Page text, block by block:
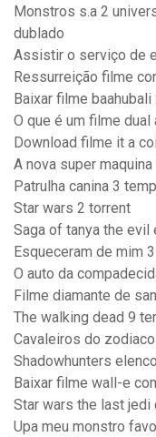
Monstros s.a 2
dublado
Assistir o serviço de
Ressurreição filme
Baixar filme baahubali
O que é um filme dual
Download filme it a
A nova super
Patrulha canina 3
Star wars 2 torrent
Saga of tanya the
Esqueceram de mim
O auto da
Filme diamante de
The walking dead 9
Cavaleiros do
Shadowhunters
Baixar filme wall-e
Star wars the last jedi
Upa meu monstro